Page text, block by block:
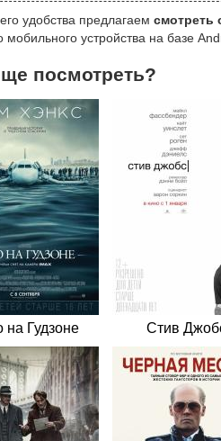
удобства предлагаем смотреть
мобильного устройства на базе
посмотреть?
на Гудзоне Стив